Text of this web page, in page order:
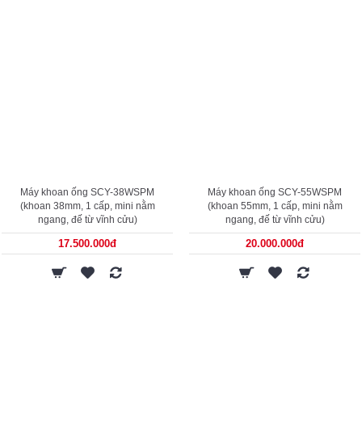
Máy khoan ống SCY-38WSPM
(khoan 38mm, 1 cấp, mini nằm
ngang, đế từ vĩnh cửu)
17.500.000đ
Máy khoan ống SCY-55WSPM
(khoan 55mm, 1 cấp, mini nằm
ngang, đế từ vĩnh cửu)
20.000.000đ